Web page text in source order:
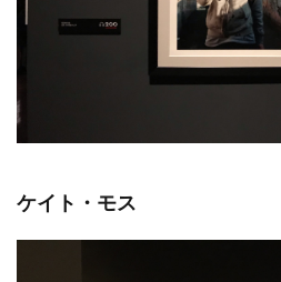
ケイト・モス